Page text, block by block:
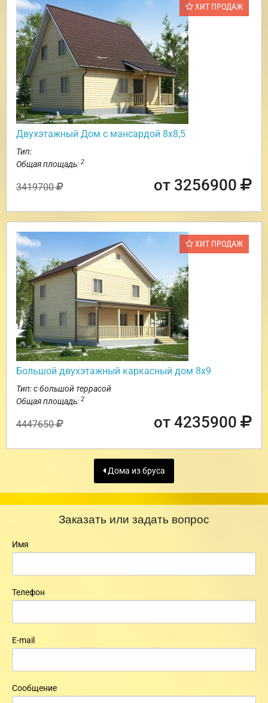
ХИТ ПРОДАЖ
Двухэтажный Дом с мансардой 8х8,5
Тип:
Общая площадь: 2
3419700 от 3256900
ХИТ ПРОДАЖ
Большой двухэтажный каркасный дом 8х9
Тип: с большой террасой
Общая площадь: 2
4447650 от 4235900
Дома из бруса
Заказать или задать вопрос
Имя
Телефон
E-mail
Сообщение